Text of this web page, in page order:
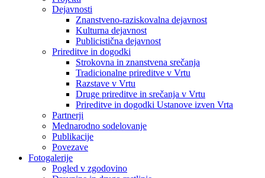
Dejavnosti
Znanstveno-raziskovalna dejavnost
Kulturna dejavnost
Publicistična dejavnost
Prireditve in dogodki
Strokovna in znanstvena srečanja
Tradicionalne prireditve v Vrtu
Razstave v Vrtu
Druge prireditve in srečanja v Vrtu
Prireditve in dogodki Ustanove izven Vrta
Partnerji
Mednarodno sodelovanje
Publikacije
Povezave
Fotogalerije
Pogled v zgodovino